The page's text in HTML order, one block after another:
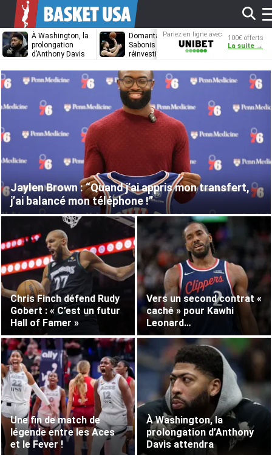
À Washington, la
prolongation
d’Anthony Davis
Domantas
Sabonis prêt à se
réinvestir dans le
Les Blazers
ferment la
Pariez en ligne avec
Unibet
100€ offerts
La suite →
Jaylen Brown : “Quand j’ai appris mon transfert,
j’ai balancé mon téléphone !”
Chris Finch défend Rudy
Gobert : « C’est un futur
Hall of Famer »
Vers un second contrat «
caché » pour Kawhi
Leonard…
Une fin de match de
légende entre les Aces
et le Fever !
À Washington, la
prolongation d’Anthony
Davis attendra